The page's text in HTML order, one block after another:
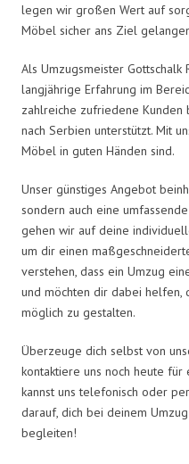
legen wir großen Wert auf
Möbel sicher ans Ziel
Als Umzugsmeister
langjährige Erfahrung im
zahlreiche zufriedene Kunden
nach Serbien unterstützt. Mit
Möbel in guten Händen sind.
Unser günstiges Angebot
sondern auch eine
gehen wir auf deine
um dir einen
verstehen, dass ein Umzug
und möchten dir dabei helfen,
möglich zu gestalten.
Überzeuge dich selbst von
kontaktiere uns noch heute für
kannst uns telefonisch oder
darauf, dich bei deinem
begleiten!